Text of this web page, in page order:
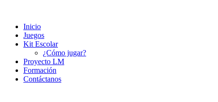
Inicio
Juegos
Kit Escolar
¿Cómo jugar?
Proyecto LM
Formación
Contáctanos